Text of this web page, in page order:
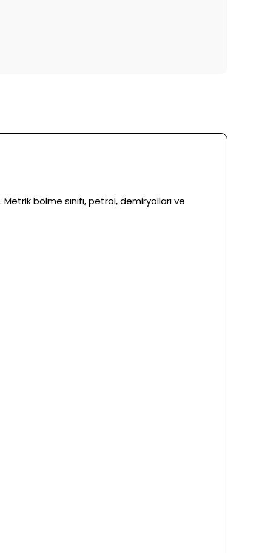
bölme sınıfı, petrol, demiryolları ve